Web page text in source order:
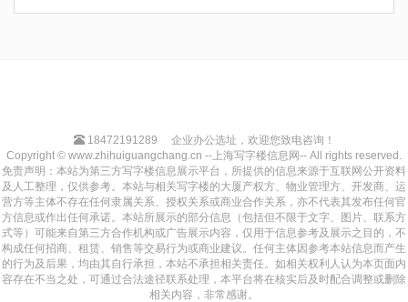
18472191289
企业办公选址，欢迎您致电咨询！
Copyright © www.zhihuiguangchang.cn --上海写字楼信息网-- All rights reserved.
免责声明：本站为第三方写字楼信息展示平台，所提供的信息来源于互联网公开资料
及人工整理，仅供参考。本站与相关写字楼的大厦产权方、物业管理方、开发商、运
营方等主体不存在任何隶属关系、授权关系或商业合作关系，亦不代表其发布任何官
方信息或作出任何承诺。本站所展示的部分信息（包括但不限于文字、图片、联系方
式等）可能来自第三方合作机构或广告展示内容，仅用于信息参考及展示之目的，不
构成任何招商、租赁、销售等交易行为或商业建议。任何主体因参考本站信息而产生
的行为及后果，均由其自行承担，本站不承担相关责任。如相关权利人认为本页面内
容存在不当之处，可通过合法途径联系处理，本平台将在核实后及时配合调整或删除
相关内容，非常感谢。